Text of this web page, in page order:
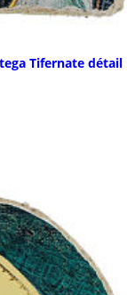
Tifernate détail